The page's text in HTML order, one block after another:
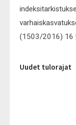
(1503/2016) 16
Uudet tulorajat